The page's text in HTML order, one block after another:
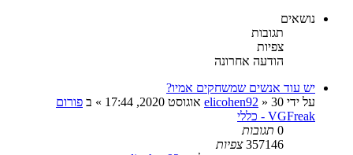
נושאים
תגובות
צפיות
הודעה אחרונה
יש עוד אנשים שמשחקים אמיו?
על ידי
elicohen92 » 30 אוגוסט 2020, 17:44 » ב פורום
VGFreak - כללי
0 תגובות
357146 צפיות